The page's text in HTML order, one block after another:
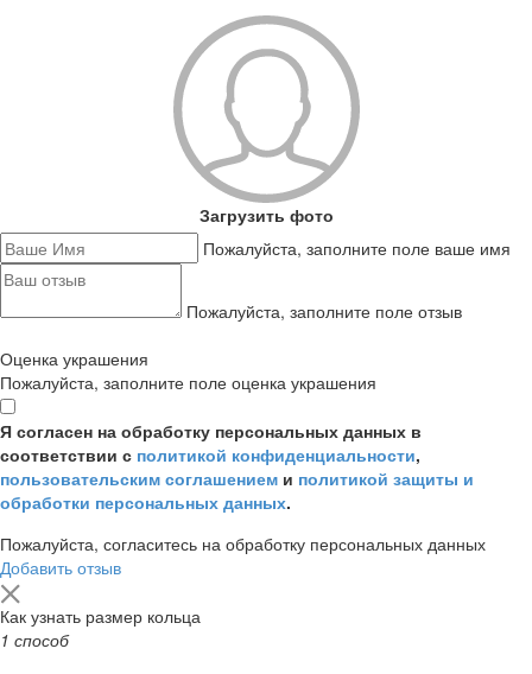
Загрузить фото
Пожалуйста, заполните поле ваше имя
Пожалуйста, заполните поле отзыв
Оценка украшения
Пожалуйста, заполните поле оценка украшения
Я согласен на обработку персональных данных в
соответствии с политикой конфиденциальности,
пользовательским соглашением и политикой защиты и
обработки персональных данных.
Пожалуйста, согласитесь на обработку персональных данных
Добавить отзыв
Как узнать размер кольца
1 способ